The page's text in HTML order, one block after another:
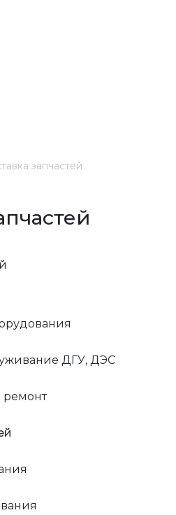
запчастей
ДГУ, ДЭС
ремонт